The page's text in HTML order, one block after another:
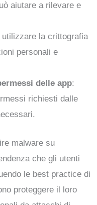
aiutare a rilevare e
utilizzare la crittografia
personali e
delle app:
richiesti dalle
malware su
che gli utenti
le best practice di
proteggere il loro